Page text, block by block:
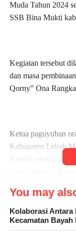
Muda Tahun 2024
SSB Bina Mukti
Kegiatan tersebut
dan masa
Qorny” Ona
Ketua paguyuban
Kabupaten Lebak
festival sepakbola
“Sehingga, melalui
You may
Kolaborasi
Kecamatan